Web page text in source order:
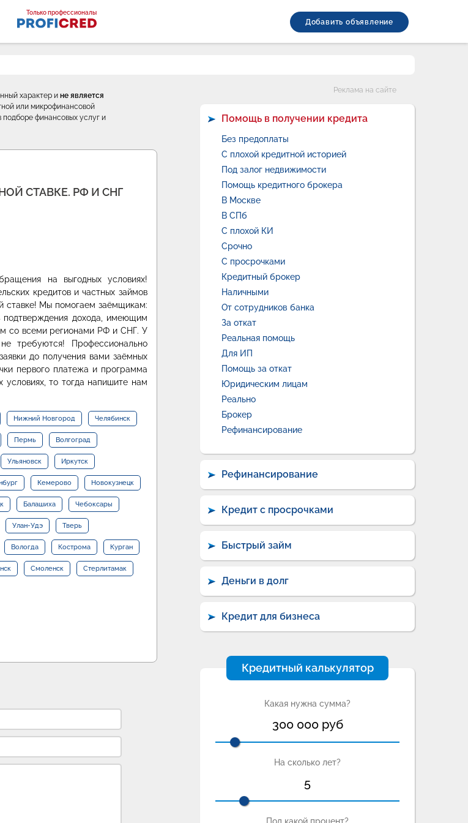
Только профессионалы
Добавить объявление
характер ине является
или микрофинансовой
финансовых услуг и
СТАВКЕ. РФ И СНГ
на выгодных условиях!
кредитов и частных займов
ставке! Мы помогаем заёмщикам:
подтверждения дохода, имеющим
со всеми регионами РФ и СНГ. У
требуются! Профессионально
до получения вами заёмных
первого платежа и программа
то тогда напишите нам
Нижний Новгород Челябинск
Пермь Волгоград
Ульяновск Иркутск
Кемерово Новокузнецк
Балашиха Чебоксары
Улан-Удэ Тверь
Вологда Кострома Курган
Смоленск Стерлитамак
Реклама на сайте
Помощь в получении кредита
Без предоплаты
С плохой кредитной историей
Под залог недвижимости
Помощь кредитного брокера
В Москве
В СПб
С плохой КИ
Срочно
С просрочками
Кредитный брокер
Наличными
От сотрудников банка
За откат
Реальная помощь
Для ИП
Помощь за откат
Юридическим лицам
Реально
Брокер
Рефинансирование
Рефинансирование
Кредит с просрочками
Быстрый займ
Деньги в долг
Кредит для бизнеса
Кредитный калькулятор
Какая нужна сумма?
300 000руб
На сколько лет?
5